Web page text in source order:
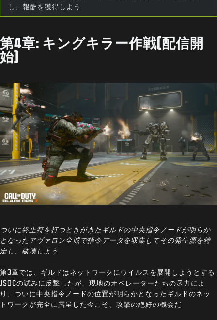
し、報酬を獲得しよう
第4章: キングキラー作戦(配信開
始)
ついに終止符を打つときがきたギルドの中央指令ノードが明らか
となったアヴァロン全域で指令データを収集してその発生源を特
定し、破壊しよう
第3章では、ギルドはネットワークにウイルスを展開しようとする
JSOCの試みに反撃したが、現地のオペレーターたちの尽力によ
り、ついに中央指令ノードの位置が明らかとなったギルドのネッ
トワークが完全に露呈した今こそ、攻撃の絶好の機会だ